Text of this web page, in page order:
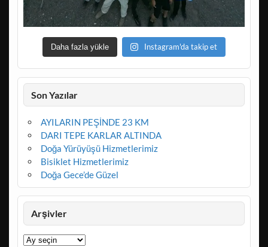
Daha fazla yükle Instagram'da takip et
Son Yazılar
AYILARIN PEŞİNDE 23 KM
DARI TEPE KARLAR ALTINDA
Doğa Yürüyüşü Hizmetlerimiz
Bisiklet Hizmetlerimiz
Doğa Gece’de Güzel
Arşivler
Arşivler